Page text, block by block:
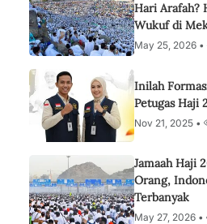
Hari Arafah?
Wukuf di
May 25, 2026 •
Inilah
Petugas Haji
Nov 21, 2025 •
Jamaah Haji
Orang,
Terbanyak
May 27, 2026 •